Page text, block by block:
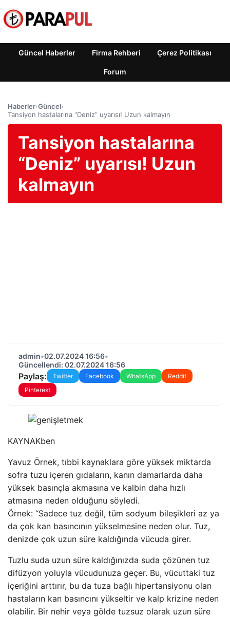
Güncel Haberler Firma Rehberi Çerez Politikası
Forum
Haberler›Güncel›
Tansiyon hastalarına “Deniz” uyarısı! Uzun kalmayın
Tansiyon hastalarına
“Deniz” uyarısı! Uzun
kalmayın
admin•02.07.2024 16:56•
Güncellendi: 02.07.2024 16:56
Paylaş: Twitter Facebook WhatsApp
Reddit
Pinterest
KAYNAKben
Yavuz Örnek, tıbbi kaynaklara göre yüksek miktarda
sofra tuzu içeren gıdaların, kanın damarlarda daha
yüksek basınçla akmasına ve kalbin daha hızlı
atmasına neden olduğunu söyledi.
Örnek: “Sadece tuz değil, tüm sodyum bileşikleri az ya
da çok kan basıncının yükselmesine neden olur. Tuz,
denizde çok uzun süre kaldığında vücuda girer.
Tuzlu suda uzun süre kaldığınızda suda çözünen tuz
difüzyon yoluyla vücudunuza geçer. Bu, vücuttaki tuz
içeriğini arttırır, bu da tuza bağlı hipertansiyonu olan
hastaların kan basıncını yükseltir ve kalp krizine neden
olabilir. Bir nehir veya gölde tuzsuz olarak uzun süre